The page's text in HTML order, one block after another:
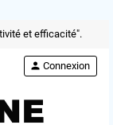
et efficacité".
person Connexion